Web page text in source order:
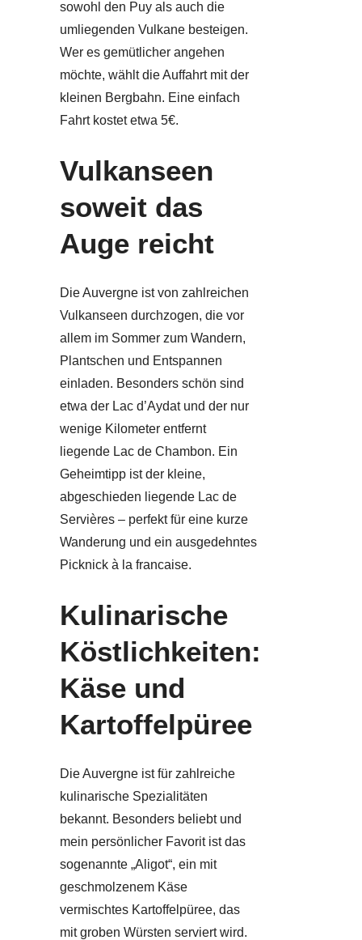
sowohl den Puy als auch die
umliegenden Vulkane besteigen.
Wer es gemütlicher angehen
möchte, wählt die Auffahrt mit der
kleinen Bergbahn. Eine einfach
Fahrt kostet etwa 5€.
Vulkanseen
soweit das
Auge reicht
Die Auvergne ist von zahlreichen
Vulkanseen durchzogen, die vor
allem im Sommer zum Wandern,
Plantschen und Entspannen
einladen. Besonders schön sind
etwa der Lac d’Aydat und der nur
wenige Kilometer entfernt
liegende Lac de Chambon. Ein
Geheimtipp ist der kleine,
abgeschieden liegende Lac de
Servières – perfekt für eine kurze
Wanderung und ein ausgedehntes
Picknick à la francaise.
Kulinarische
Köstlichkeiten:
Käse und
Kartoffelpüree
Die Auvergne ist für zahlreiche
kulinarische Spezialitäten
bekannt. Besonders beliebt und
mein persönlicher Favorit ist das
sogenannte „Aligot“, ein mit
geschmolzenem Käse
vermischtes Kartoffelpüree, das
mit groben Würsten serviert wird.